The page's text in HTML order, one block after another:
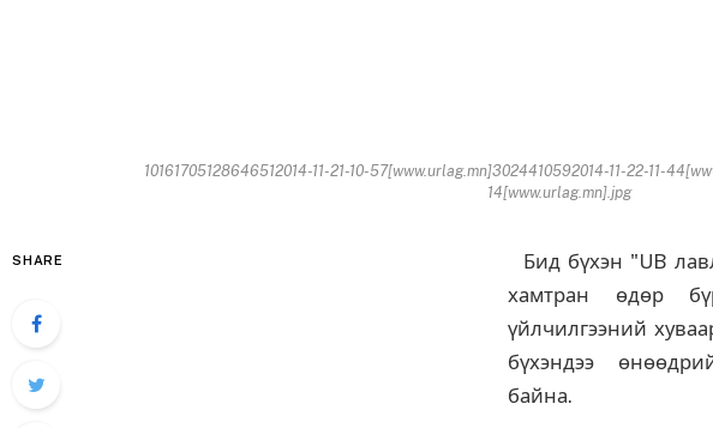
10161705128646512014-11-21-10-57[www.urlag.mn]3024410592014-11-22-11-
14[www.urlag.mn].jpg
SHARE
Бид бүхэн "UB
хамтран өдөр
үйлчилгээний
бүхэндээ
байна.